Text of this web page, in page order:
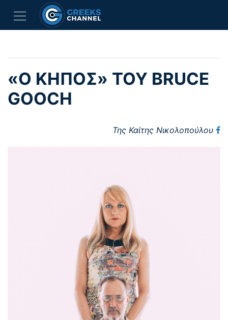
«Ο ΚΗΠΟΣ» ΤΟΥ BRUCE
GOOCH
Της Καίτης Νικολοπούλου